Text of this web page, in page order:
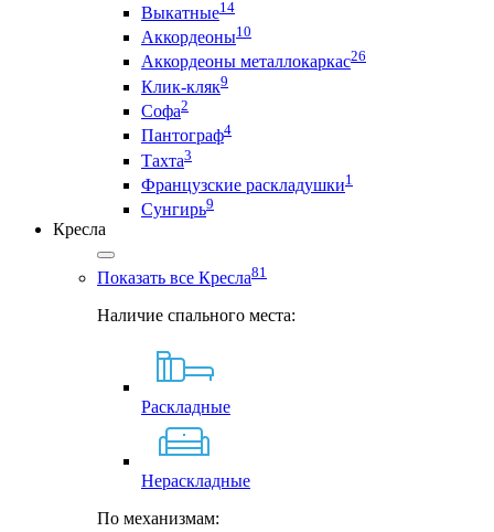
Выкатные14
Аккордеоны10
Аккордеоны металлокаркас26
Клик-кляк9
Софа2
Пантограф4
Тахта3
Французские раскладушки1
Сунгирь9
Кресла
Показать все Кресла81
Наличие спального места:
Раскладные
Нераскладные
По механизмам: